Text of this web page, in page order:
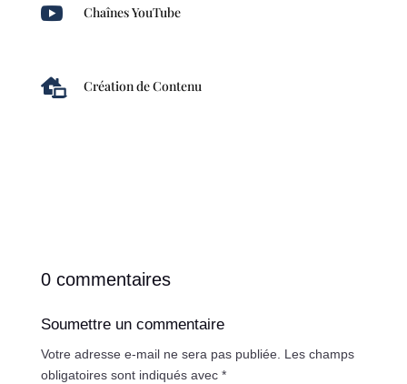
 Chaînes YouTube
 Création de Contenu
0 commentaires
Soumettre un commentaire
Votre adresse e-mail ne sera pas publiée. Les champs
obligatoires sont indiqués avec *